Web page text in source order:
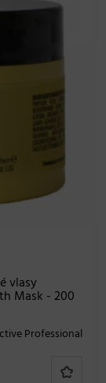
vlasy
Mask - 200
Professional